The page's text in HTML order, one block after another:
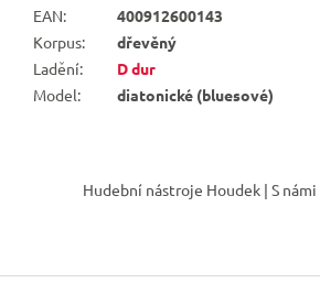
EAN:
400912600143
Korpus:
dřevěný
Ladění:
D dur
Model: diatonické (bluesové)
í
Hudební nástroje Houdek | S